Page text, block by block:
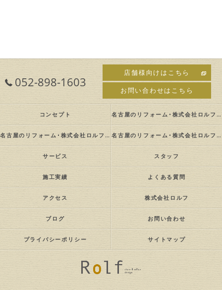
052-898-1603
店舗様向けはこちら
お問い合わせはこちら
コンセプト 名古屋のリフォーム･株式会社ロルフの口コミ情報
名古屋のリフォーム･株式会社ロルフの評判 名古屋のリフォーム･株式会社ロルフのお客様の声
サービス スタッフ
施工実績 よくある質問
アクセス 株式会社ロルフ
ブログ お問い合わせ
プライバシーポリシー サイトマップ